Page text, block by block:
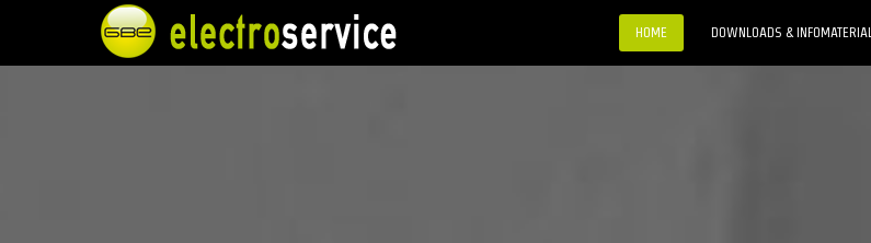
HOME DOWNLOADS & INFOMATERIAL